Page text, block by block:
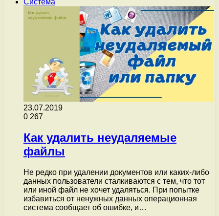
Система
23.07.2019
0 267
Как удалить неудаляемые
файлы
Не редко при удалении документов или каких-либо
данных пользователи сталкиваются с тем, что тот
или иной файл не хочет удаляться. При попытке
избавиться от ненужных данных операционная
система сообщает об ошибке, и…